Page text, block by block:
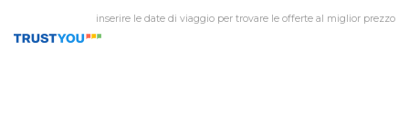
inserire le date di viaggio per trovare le offerte al miglior prezzo